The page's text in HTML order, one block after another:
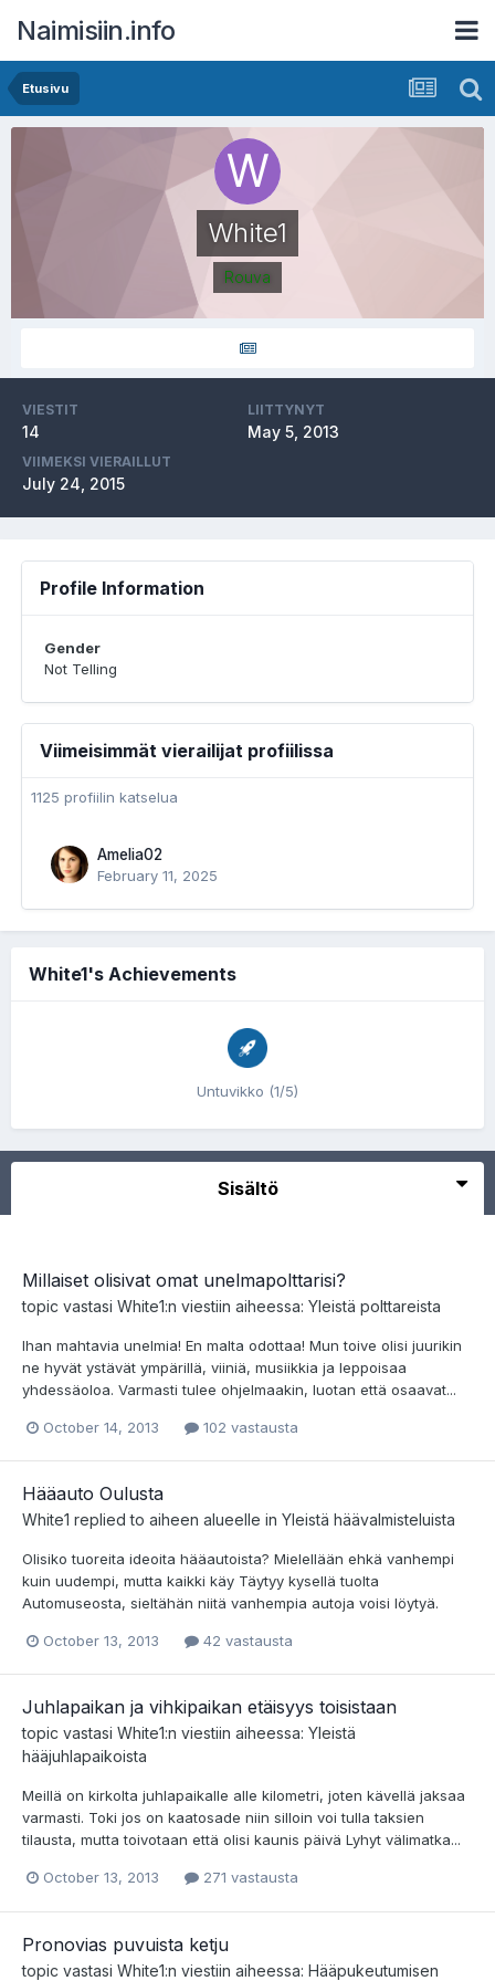
Naimisiin.info
Etusivu
White1
Rouva
VIESTIT
14
LIITTYNYT
May 5, 2013
VIIMEKSI VIERAILLUT
July 24, 2015
Profile Information
Gender
Not Telling
Viimeisimmät vierailijat profiilissa
1125 profiilin katselua
Amelia02
February 11, 2025
White1's Achievements
Untuvikko (1/5)
Sisältö
Millaiset olisivat omat unelmapolttarisi?
topic vastasi White1:n viestiin aiheessa: Yleistä polttareista
Ihan mahtavia unelmia! En malta odottaa! Mun toive olisi juurikin
ne hyvät ystävät ympärillä, viiniä, musiikkia ja leppoisaa
yhdessäoloa. Varmasti tulee ohjelmaakin, luotan että osaavat...
October 14, 2013 102 vastausta
Hääauto Oulusta
White1 replied to aiheen alueelle in Yleistä häävalmisteluista
Olisiko tuoreita ideoita hääautoista? Mielellään ehkä vanhempi
kuin uudempi, mutta kaikki käy Täytyy kysellä tuolta
Automuseosta, sieltähän niitä vanhempia autoja voisi löytyä.
October 13, 2013 42 vastausta
Juhlapaikan ja vihkipaikan etäisyys toisistaan
topic vastasi White1:n viestiin aiheessa: Yleistä
hääjuhlapaikoista
Meillä on kirkolta juhlapaikalle alle kilometri, joten kävellä jaksaa
varmasti. Toki jos on kaatosade niin silloin voi tulla taksien
tilausta, mutta toivotaan että olisi kaunis päivä Lyhyt välimatka...
October 13, 2013 271 vastausta
Pronovias puvuista ketju
topic vastasi White1:n viestiin aiheessa: Hääpukeutumisen